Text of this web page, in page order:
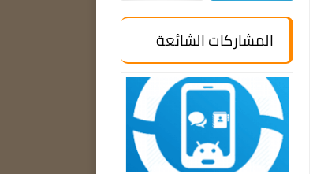
المشاركات الشائعة